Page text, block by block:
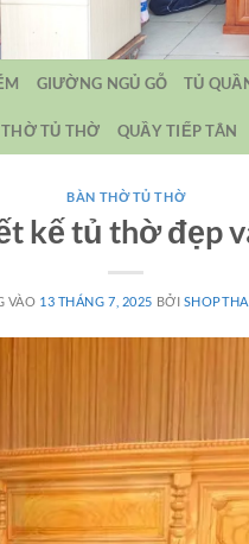
GIƯỜNG NGỦ GỖ TỦ
TỦ THỜ QUẦY TIẾP TÂN
BÀN THỜ TỦ THỜ
kế tủ thờ đẹp
VÀO 13 THÁNG 7, 2025 BỞI